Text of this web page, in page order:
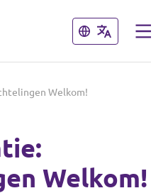
Sluiten
Sluiten
Welkom!
Welkom!